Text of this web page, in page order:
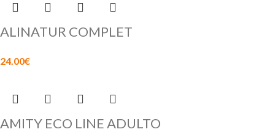
ALINATUR COMPLET
24.00€
AMITY ECO LINE ADULTO